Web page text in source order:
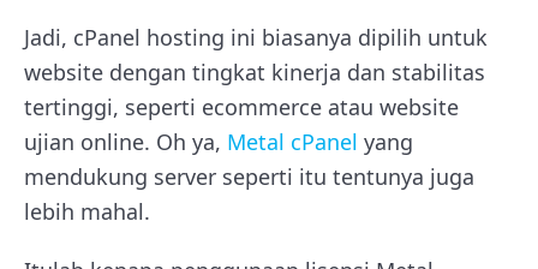
Jadi, cPanel hosting ini biasanya dipilih untuk
website dengan tingkat kinerja dan stabilitas
tertinggi, seperti ecommerce atau website
ujian online. Oh ya, Metal cPanel yang
mendukung server seperti itu tentunya juga
lebih mahal.